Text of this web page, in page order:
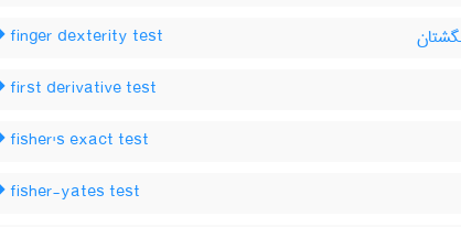
finger dexterity test
first derivative test
fisher's exact test
fisher-yates test